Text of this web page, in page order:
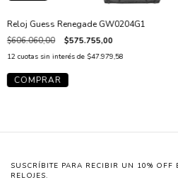
Reloj Guess Renegade GW0204G1
$606.060,00 $575.755,00
12 cuotas sin interés de $47.979,58
SUSCRÍBITE PARA RECIBIR UN 10% OFF
RELOJES.